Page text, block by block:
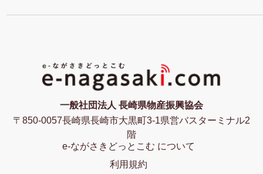
一般社団法人 長崎県物産振興協会
〒850-0057長崎県長崎市大黒町3-1県営バスターミナル2
階
e-ながさきどっとこむ について
利用規約